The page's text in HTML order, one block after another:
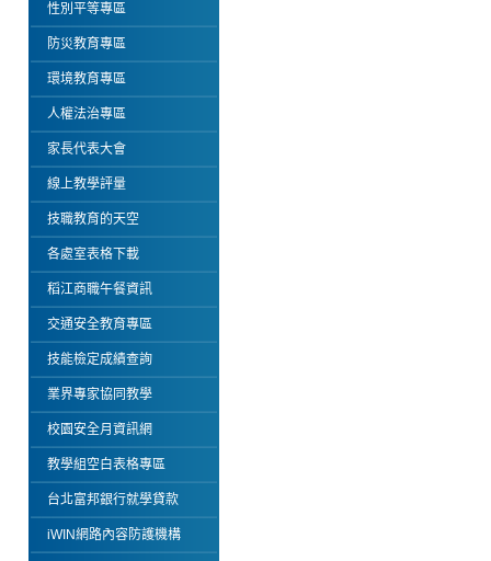
性別平等專區
防災教育專區
環境教育專區
人權法治專區
家長代表大會
線上教學評量
技職教育的天空
各處室表格下載
稻江商職午餐資訊
交通安全教育專區
技能檢定成績查詢
業界專家協同教學
校園安全月資訊網
教學組空白表格專區
台北富邦銀行就學貸款
iWIN網路內容防護機構